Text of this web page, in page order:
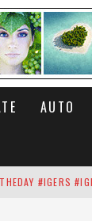
AUTO
#IGERS